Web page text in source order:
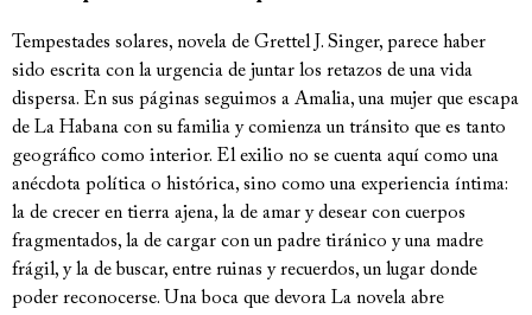
Tempestades solares, novela de Grettel J. Singer, parece haber
sido escrita con la urgencia de juntar los retazos de una vida
dispersa. En sus páginas seguimos a Amalia, una mujer que escapa
de La Habana con su familia y comienza un tránsito que es tanto
geográfico como interior. El exilio no se cuenta aquí como una
anécdota política o histórica, sino como una experiencia íntima:
la de crecer en tierra ajena, la de amar y desear con cuerpos
fragmentados, la de cargar con un padre tiránico y una madre
frágil, y la de buscar, entre ruinas y recuerdos, un lugar donde
poder reconocerse. Una boca que devora La novela abre